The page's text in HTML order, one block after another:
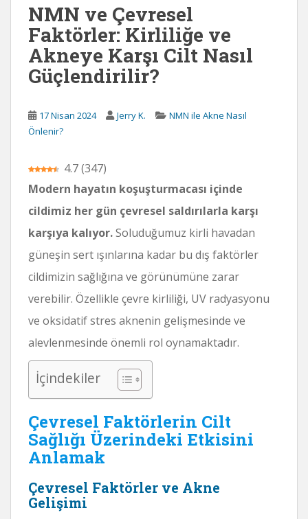
NMN ve Çevresel
Faktörler: Kirliliğe ve
Akneye Karşı Cilt Nasıl
Güçlendirilir?
17 Nisan 2024 Jerry K.
NMN ile Akne Nasıl
Önlenir?
4.7(347)
Modern hayatın koşuşturmacası içinde
cildimiz her gün çevresel saldırılarla karşı
karşıya kalıyor.Soluduğumuz kirli havadan
güneşin sert ışınlarına kadar bu dış faktörler
cildimizin sağlığına ve görünümüne zarar
verebilir. Özellikle çevre kirliliği, UV radyasyonu
ve oksidatif stres aknenin gelişmesinde ve
alevlenmesinde önemli rol oynamaktadır.
İçindekiler
Çevresel Faktörlerin Cilt
Sağlığı Üzerindeki Etkisini
Anlamak
Çevresel Faktörler ve Akne
Gelişimi